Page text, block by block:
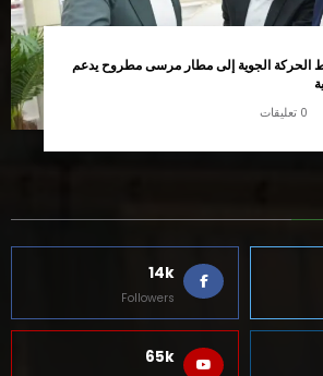
الحركة الجوية إلى مطار مرسى مطروح يدعم
0 تعليقات
14k
Followers
65k